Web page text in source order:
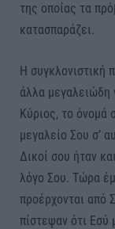
της οποίας τα
κατασπαράζει.
Η συγκλονιστική
άλλα
Κύριος, το όνομά
μεγαλείο Σου σ’
Δικοί σου ήταν
λόγο Σου. Τώρα
προέρχονται από
πίστεψαν ότι Εσύ